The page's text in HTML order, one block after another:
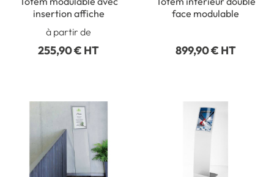
insertion affiche
à partir de
255,90 € HT
face modulable
899,90 € HT